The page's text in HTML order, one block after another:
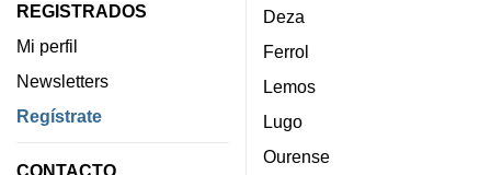
REGISTRADOS
Mi perfil
Newsletters
Regístrate
CONTACTO
Deza
Ferrol
Lemos
Lugo
Ourense